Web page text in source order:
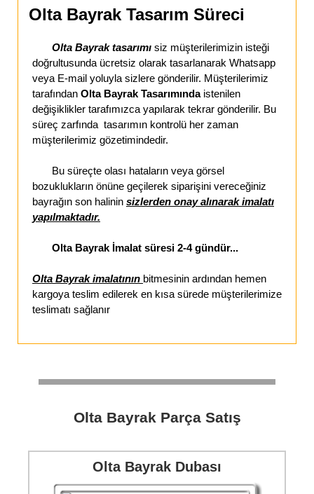
Olta Bayrak Tasarım Süreci
Olta Bayrak tasarımı siz müşterilerimizin isteği
doğrultusunda ücretsiz olarak tasarlanarak Whatsapp
veya E-mail yoluyla sizlere gönderilir. Müşterilerimiz
tarafından Olta Bayrak Tasarımında istenilen
değişiklikler tarafımızca yapılarak tekrar gönderilir. Bu
süreç zarfında tasarımın kontrolü her zaman
müşterilerimiz gözetimindedir.
Bu süreçte olası hataların veya görsel
bozuklukların önüne geçilerek siparişini vereceğiniz
bayrağın son halinin sizlerden onay alınarak imalatı
yapılmaktadır.
Olta Bayrak İmalat süresi 2-4 gündür...
Olta Bayrak imalatının bitmesinin ardından hemen
kargoya teslim edilerek en kısa sürede müşterilerimize
teslimatı sağlanır
Olta Bayrak Parça Satış
Olta Bayrak Dubası